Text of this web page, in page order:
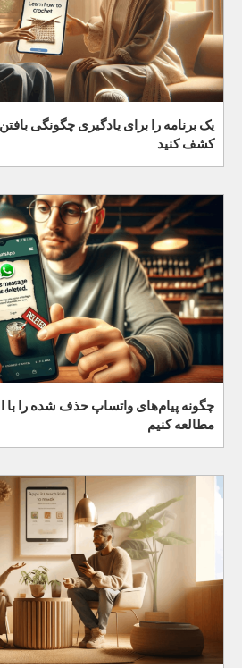
یک برنامه را برای یادگیری چگونگی
کشف کنید
چگونه پیام‌های واتساپ حذف شده را با
مطالعه کنیم